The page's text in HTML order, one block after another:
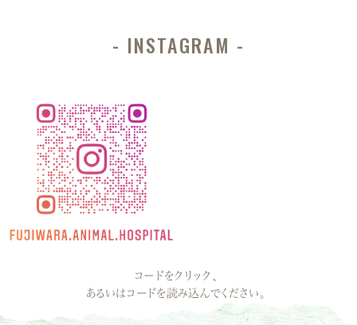
INSTAGRAM
コードをクリック、
あるいはコードを読み込んでください。